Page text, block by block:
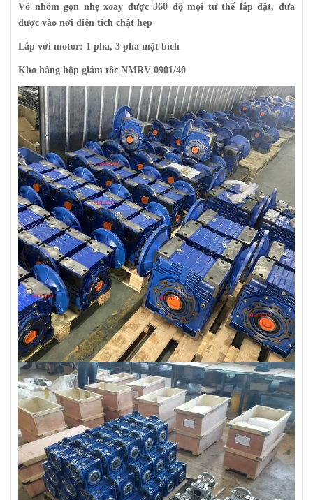
Vỏ nhôm gọn nhẹ xoay được 360 độ mọi tư thế lắp đặt, đưa
được vào nơi diện tích chật hẹp
Lắp với motor: 1 pha, 3 pha mặt bích
Kho hàng hộp giảm tốc NMRV 0901/40